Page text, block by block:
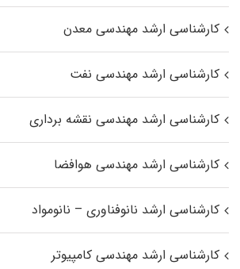
کارشناسی ارشد مهندسی معدن
کارشناسی ارشد مهندسی نفت
کارشناسی ارشد مهندسی نقشه برداری
کارشناسی ارشد مهندسی هوافضا
کارشناسی ارشد نانوفناوری – نانومواد
کارشناسی ارشد مهندسی کامپیوتر